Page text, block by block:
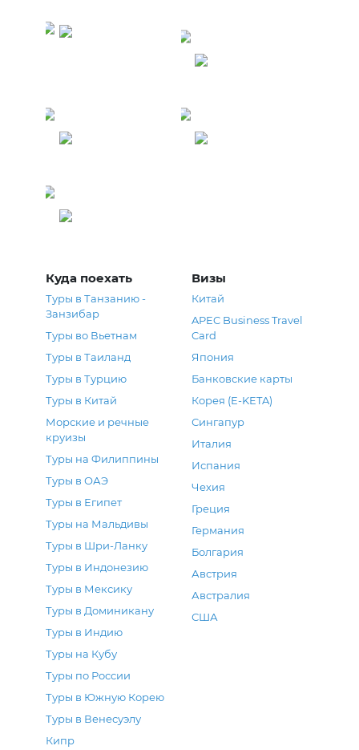
Куда поехать
Туры в Танзанию -
Занзибар
Туры во Вьетнам
Туры в Таиланд
Туры в Турцию
Туры в Китай
Морские и речные
круизы
Туры на Филиппины
Туры в ОАЭ
Туры в Египет
Туры на Мальдивы
Туры в Шри-Ланку
Туры в Индонезию
Туры в Мексику
Туры в Доминикану
Туры в Индию
Туры на Кубу
Туры по России
Туры в Южную Корею
Туры в Венесуэлу
Кипр
Визы
Китай
APEC Business Travel
Card
Япония
Банковские карты
Корея (E-KETA)
Сингапур
Италия
Испания
Чехия
Греция
Германия
Болгария
Австрия
Австралия
США